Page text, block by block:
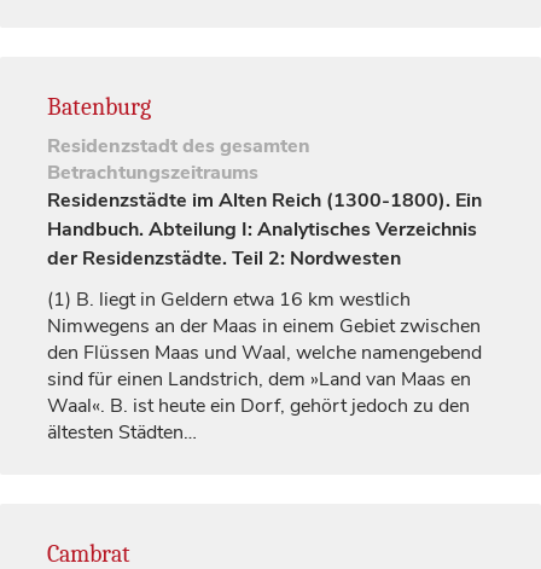
Batenburg
Residenzstadtdes gesamten
Betrachtungszeitraums
Residenzstädte im Alten Reich (1300-1800). Ein
Handbuch. Abteilung I: Analytisches Verzeichnis
der Residenzstädte. Teil 2: Nordwesten
(1) B. liegt in Geldern etwa 16 km westlich
Nimwegens an der Maas in einem Gebiet zwischen
den Flüssen Maas und Waal, welche namengebend
sind für einen Landstrich, dem »Land van Maas en
Waal«. B. ist heute ein Dorf, gehört jedoch zu den
ältesten Städten…
Cambrat